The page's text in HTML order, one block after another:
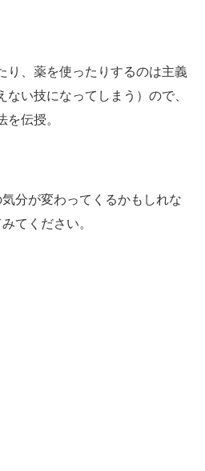
り、薬を使ったりするのは主義
い技になってしまう）ので、
伝授。
分が変わってくるかもしれな
てください。